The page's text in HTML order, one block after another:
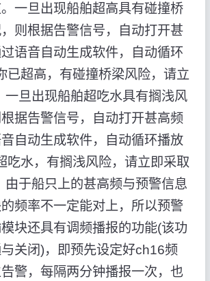
一旦出现船舶超高具有碰撞桥
则根据告警信号，自动打开甚
语音自动生成软件，自动循环
已超高，有碰撞桥梁风险，请立
一旦出现船舶超吃水具有搁浅风
据告警信号，自动打开甚高频
自动生成软件，自动循环播放
吃水，有搁浅风险，请立即采取
由于船只上的甚高频与预警信息
频率不一定能对上，所以预警
块还具有调频播报的功能(该功
关闭)，即预先设定好ch16频
警，每隔两分钟播报一次，也